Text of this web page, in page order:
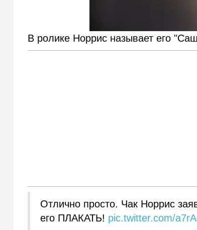
В ролике Норрис называет его
Отлично просто. Чак Норрис
его ПЛАКАТЬ! pic.twitter.com/